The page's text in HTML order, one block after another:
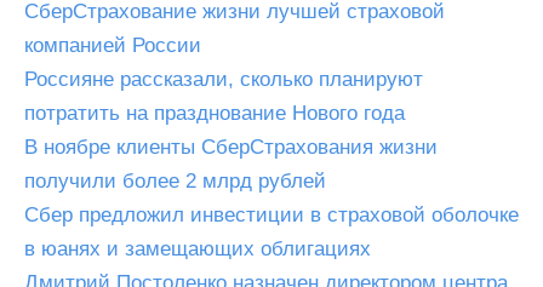
СберСтрахование жизни лучшей страховой
компанией России
Россияне рассказали, сколько планируют
потратить на празднование Нового года
В ноябре клиенты СберСтрахования жизни
получили более 2 млрд рублей
Сбер предложил инвестиции в страховой оболочке
в юанях и замещающих облигациях